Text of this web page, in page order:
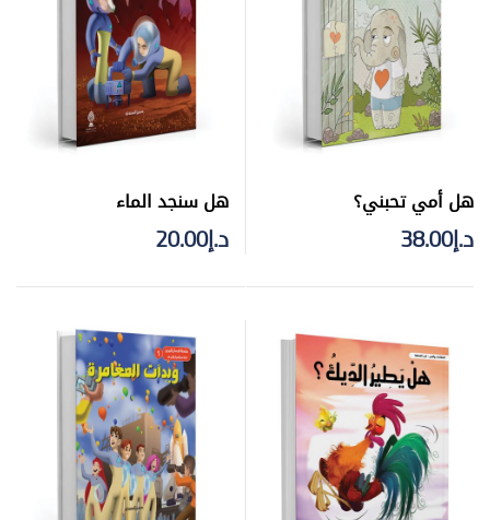
هل أمي تحبني؟
د.إ38.00
هل سنجد الماء
د.إ20.00